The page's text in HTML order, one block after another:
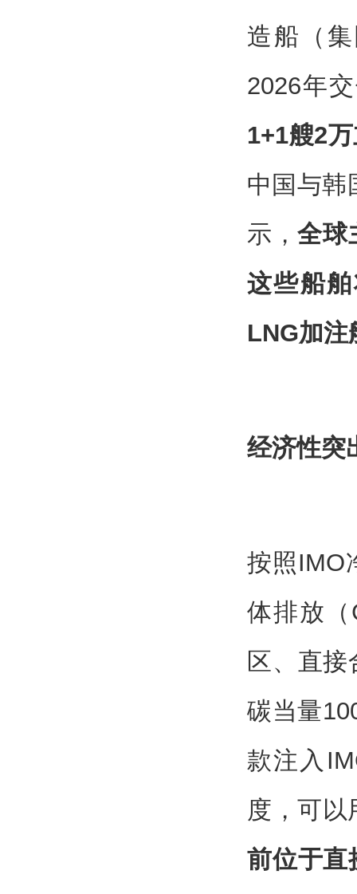
造船（
2026年
1+1艘2
中国与韩
示，全球
这些船
LNG加注
经济性突
按照IMO
体排放
区、直
碳当量
款注入
度，可以
前位于直